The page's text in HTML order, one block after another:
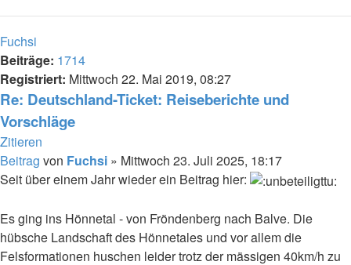
Fuchsi
Beiträge: 1714
Registriert: Mittwoch 22. Mai 2019, 08:27
Re: Deutschland-Ticket: Reiseberichte und
Vorschläge
Zitieren
Beitrag von Fuchsi » Mittwoch 23. Juli 2025, 18:17
Seit über einem Jahr wieder ein Beitrag hier:
Es ging ins Hönnetal - von Fröndenberg nach Balve. Die
hübsche Landschaft des Hönnetales und vor allem die
Felsformationen huschen leider trotz der mässigen 40km/h zu